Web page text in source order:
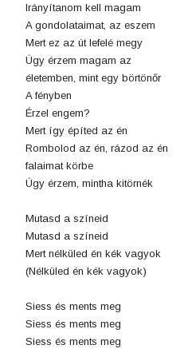
Irányítanom kell magam
A gondolataimat, az eszem
Mert ez az út lefelé megy
Úgy érzem magam az
életemben, mint egy börtönőr
A fényben
Érzel engem?
Mert így építed az én
Rombolod az én, rázod az én
falaimat körbe
Úgy érzem, mintha kitörnék
Mutasd a színeid
Mutasd a színeid
Mert nélküled én kék vagyok
(Nélküled én kék vagyok)
Siess és ments meg
Siess és ments meg
Siess és ments meg